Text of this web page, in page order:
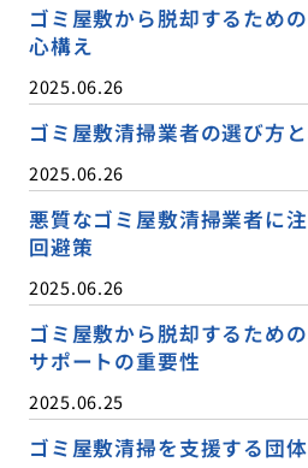
ゴミ屋敷から脱却するため
心構え
2025.06.26
ゴミ屋敷清掃業者の選び方
2025.06.26
悪質なゴミ屋敷清掃業者に
回避策
2025.06.26
ゴミ屋敷から脱却するため
サポートの重要性
2025.06.25
ゴミ屋敷清掃を支援する団